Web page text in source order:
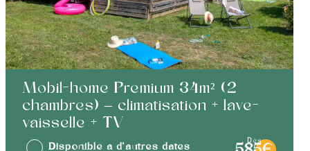
Mobil-home Premium 34m² (2
chambres) – climatisation + lave-
vaisselle + TV
Disponible à d'autres dates
dès